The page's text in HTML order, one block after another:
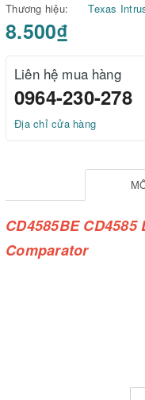
Thương hiệu:
Texas
8.500₫
Liên hệ mua hàng
0964-230-278
Địa chỉ cửa hàng
CD4585BE
Comparator